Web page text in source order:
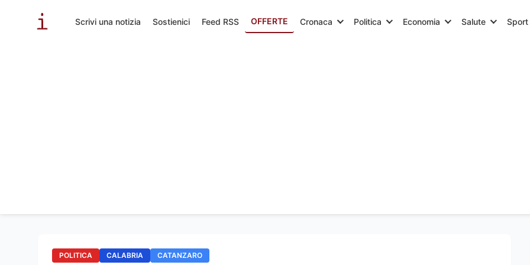
Scrivi una notizia Sostienici Feed RSS OFFERTE Cronaca Politica Economia Salute Sport
POLITICA CALABRIA CATANZARO